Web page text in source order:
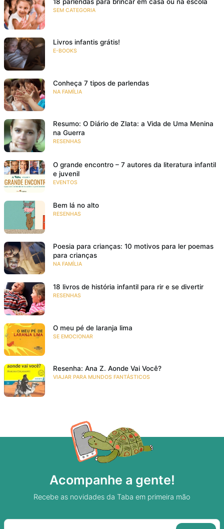
SEM CATEGORIA
Livros infantis grátis!
E-BOOKS
Conheça 7 tipos de parlendas
NA FAMÍLIA
Resumo: O Diário de Zlata: a Vida de Uma Menina
na Guerra
RESENHAS
O grande encontro – 7 autores da literatura infantil
e juvenil
EVENTOS
Bem lá no alto
RESENHAS
Poesia para crianças: 10 motivos para ler poemas
para crianças
NA FAMÍLIA
18 livros de história infantil para rir e se divertir
RESENHAS
O meu pé de laranja lima
SE EMOCIONAR
Resenha: Ana Z. Aonde Vai Você?
VIAJAR PARA MUNDOS FANTÁSTICOS
Acompanhe a gente!
Recebe as novidades da Taba em primeira mão